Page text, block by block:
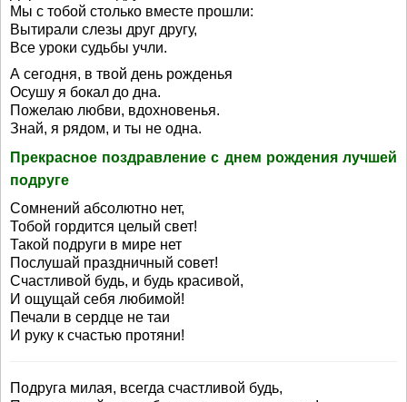
Мы с тобой столько вместе прошли:
Вытирали слезы друг другу,
Все уроки судьбы учли.
А сегодня, в твой день рожденья
Осушу я бокал до дна.
Пожелаю любви, вдохновенья.
Знай, я рядом, и ты не одна.
Прекрасное поздравление с днем рождения лучшей
подруге
Сомнений абсолютно нет,
Тобой гордится целый свет!
Такой подруги в мире нет
Послушай праздничный совет!
Счастливой будь, и будь красивой,
И ощущай себя любимой!
Печали в сердце не таи
И руку к счастью протяни!
Подруга милая, всегда счастливой будь,